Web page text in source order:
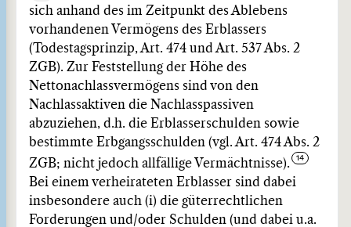
sich anhand des im Zeitpunkt des Ablebens
vorhandenen Vermögens des Erblassers
(Todestagsprinzip, Art. 474 und Art. 537 Abs. 2
ZGB). Zur Feststellung der Höhe des
Nettonachlassvermögens sind von den
Nachlassaktiven die Nachlasspassiven
abzuziehen, d.h. die Erblasserschulden sowie
bestimmte Erbgangsschulden (vgl. Art. 474 Abs. 2
ZGB; nicht jedoch allfällige Vermächtnisse).
Bei einem verheirateten Erblasser sind dabei
insbesondere auch (i) die güterrechtlichen
Forderungen und/oder Schulden (und dabei u.a.